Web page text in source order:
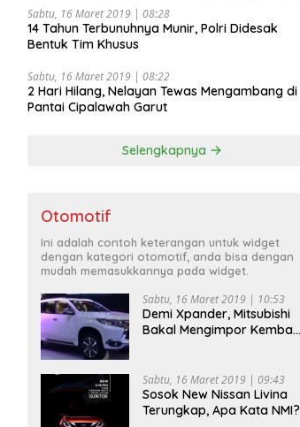
Sabtu, 16 Maret 2019 | 08:28
14 Tahun Terbunuhnya Munir, Polri Didesak
Bentuk Tim Khusus
Sabtu, 16 Maret 2019 | 08:22
2 Hari Hilang, Nelayan Tewas Mengambang di
Pantai Cipalawah Garut
Selengkapnya
Otomotif
Ini adalah contoh keterangan untuk widget
dengan kategori otomotif, anda bisa dengan
mudah memasukkannya pada widget.
Sabtu, 16 Maret 2019 | 10:53
Demi Xpander, Mitsubishi
Bakal Mengimpor Kembali
Sabtu, 16 Maret 2019 | 09:43
Sosok New Nissan Livina
Terungkap, Apa Kata NMI?